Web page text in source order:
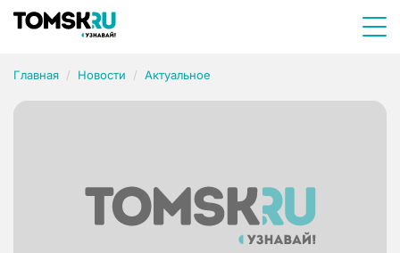
Главная Новости Актуальное